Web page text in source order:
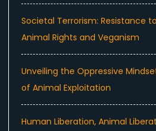
Societal Terrorism: Resistance
Animal Rights and Veganism
Unveiling the Oppressive
of Animal Exploitation
Human Liberation, Animal